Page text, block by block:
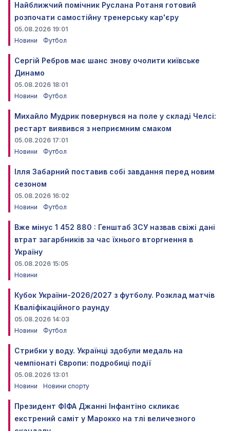
Найближчий помічник Руслана Ротаня готовий
розпочати самостійну тренерську кар'єру
05.08.2026 19:01
Новини
Футбол
Сергій Ребров має шанс знову очолити київське
Динамо
05.08.2026 18:01
Новини
Футбол
Михайло Мудрик повернувся на поле у складі Челсі:
рестарт виявився з неприємним смаком
05.08.2026 17:01
Новини
Футбол
Ілля Забарний поставив собі завдання перед новим
сезоном
05.08.2026 16:02
Новини
Футбол
Вже мінус 1 452 880 : Генштаб ЗСУ назвав свіжі дані
втрат загарбників за час їхнього вторгнення в
Україну
05.08.2026 15:05
Новини
Кубок України-2026/2027 з футболу. Розклад матчів
Кваліфікаційного раунду
05.08.2026 14:03
Новини
Футбол
Стрибки у воду. Українці здобули медаль на
чемпіонаті Європи: подробиці події
05.08.2026 13:01
Новини
Новини спорту
Президент ФІФА Джанні Інфантіно скликає
екстрений саміт у Марокко на тлі величезного